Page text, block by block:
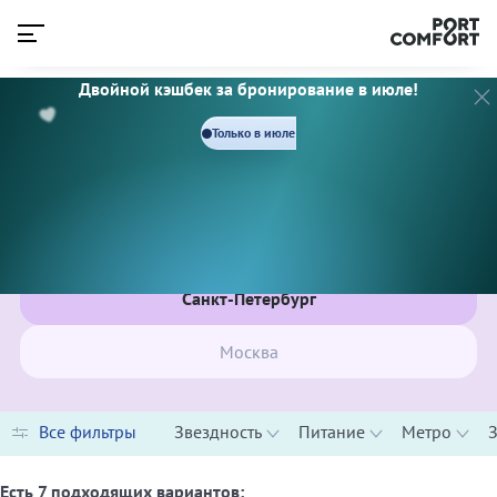
Двойной кэшбек за бронирование в июле!
Только в июле
Санкт-Петербург
Москва
Все фильтры Звездность Питание Метро
Есть 7подходящих вариантов:
3 ЗВЕЗДЫ
Площадь Ал. Невского / Площадь Ал. Невского
Площадь Восстания / Маяковская
Лиговский
Чкаловская
Знаковые места